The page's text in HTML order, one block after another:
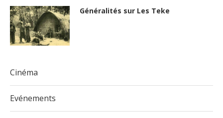
Généralités sur Les Teke
Cinéma
Evénements